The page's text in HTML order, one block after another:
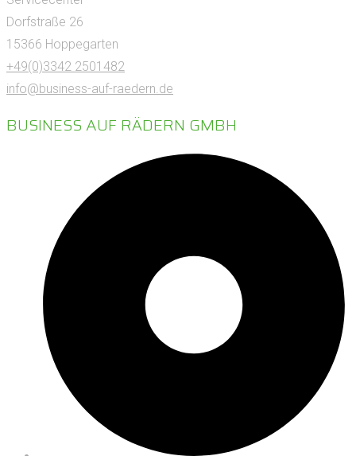
Dorfstraße 26
15366 Hoppegarten
+49(0)3342 2501482
info@business-auf-raedern.de
BUSINESS AUF RÄDERN GMBH